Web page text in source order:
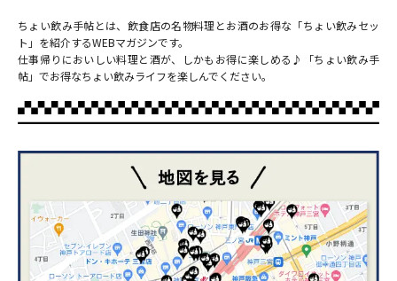
ちょい飲み手帖とは、飲食店の名物料理とお酒のお得な「ちょい飲みセッ
ト」を紹介するWEBマガジンです。
仕事帰りにおいしい料理と酒が、しかもお得に楽しめる♪「ちょい飲み手
帖」でお得なちょい飲みライフを楽しんでください。